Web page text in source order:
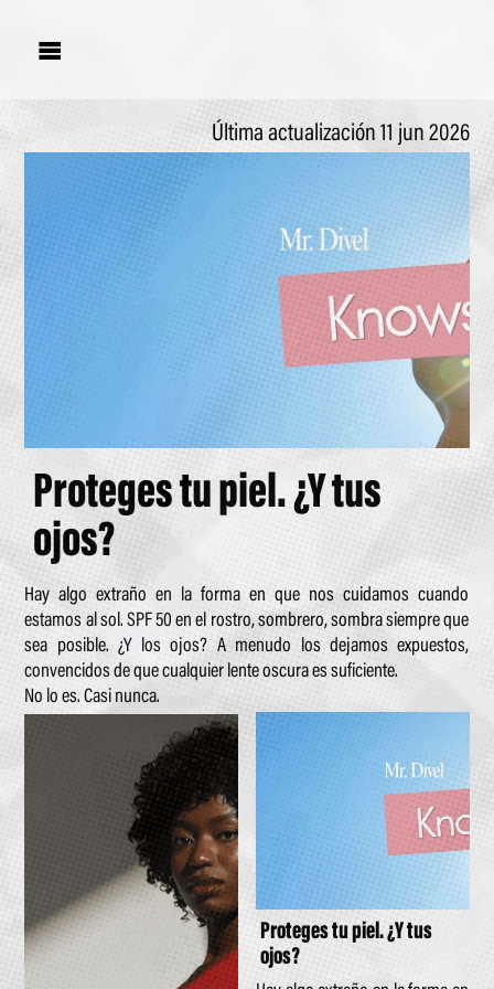

Última actualización 11 jun 2026
Proteges tu piel. ¿Y tus
ojos?
Hay algo extraño en la forma en que nos cuidamos cuando
estamos al sol. SPF 50 en el rostro, sombrero, sombra siempre que
sea posible. ¿Y los ojos? A menudo los dejamos expuestos,
convencidos de que cualquier lente oscura es suficiente.
No lo es. Casi nunca.
Proteges tu piel. ¿Y tus
ojos?